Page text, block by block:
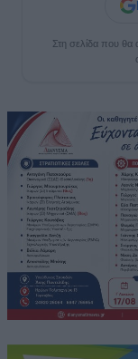
Στη σελίδα που θα